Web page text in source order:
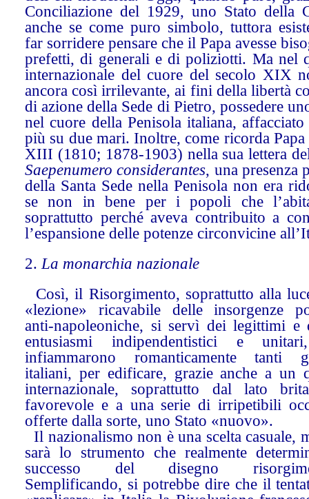
Conciliazione del 1929, uno Stato della
anche se come puro simbolo, tuttora
far sorridere pensare che il Papa avesse
prefetti, di generali e di poliziotti. Ma nel
internazionale del cuore del secolo XIX
ancora così irrilevante, ai fini della libertà
di azione della Sede di Pietro, possedere
nel cuore della Penisola italiana,
più su due mari. Inoltre, come ricorda Papa
XIII (1810; 1878-1903) nella sua lettera
Saepenumero considerantes, una presenza
della Santa Sede nella Penisola non era
se non in bene per i popoli che
soprattutto perché aveva contribuito a
l’espansione delle potenze circonvicine
2. La monarchia nazionale
Così, il Risorgimento, soprattutto alla
«lezione» ricavabile delle insorgenze
anti-napoleoniche, si servì dei legittimi e
entusiasmi indipendentistici e
infiammarono romanticamente tanti
italiani, per edificare, grazie anche a un
internazionale, soprattutto dal lato
favorevole e a una serie di irripetibili
offerte dalla sorte, uno Stato «nuovo».
Il nazionalismo non è una scelta casuale,
sarà lo strumento che realmente
successo del disegno
Semplificando, si potrebbe dire che il